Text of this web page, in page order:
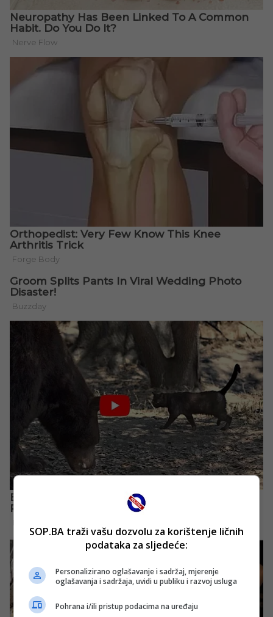
SOP.BA traži vašu dozvolu za korištenje ličnih
podataka za sljedeće:
Personalizirano oglašavanje i sadržaj, mjerenje
oglašavanja i sadržaja, uvidi u publiku i razvoj usluga
Pohrana i/ili pristup podacima na uređaju